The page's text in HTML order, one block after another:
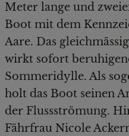
Meter lange und
Boot mit dem
Aare. Das
wirkt sofort
Sommeridylle. Als
holt das Boot seinen
der Flussströmung.
Fährfrau Nicole